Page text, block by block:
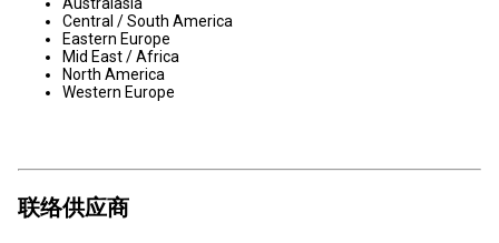
Central / South America
Eastern Europe
Mid East / Africa
North America
Western Europe
联络供应商